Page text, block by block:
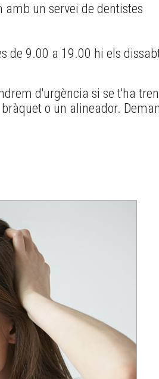
un servei de dentistes
de 9.00 a 19.00 hi els
d'urgència si se t'ha
o un alineador.